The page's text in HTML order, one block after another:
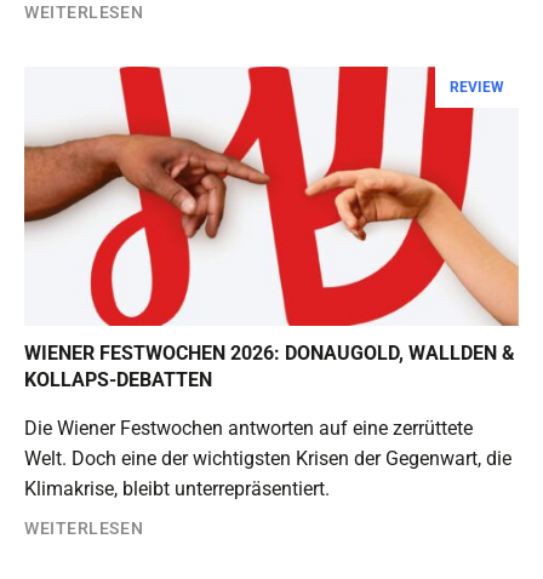
WEITERLESEN
REVIEW
WIENER FESTWOCHEN 2026: DONAUGOLD, WALLDEN &
KOLLAPS-DEBATTEN
Die Wiener Festwochen antworten auf eine zerrüttete
Welt. Doch eine der wichtigsten Krisen der Gegenwart, die
Klimakrise, bleibt unterrepräsentiert.
WEITERLESEN